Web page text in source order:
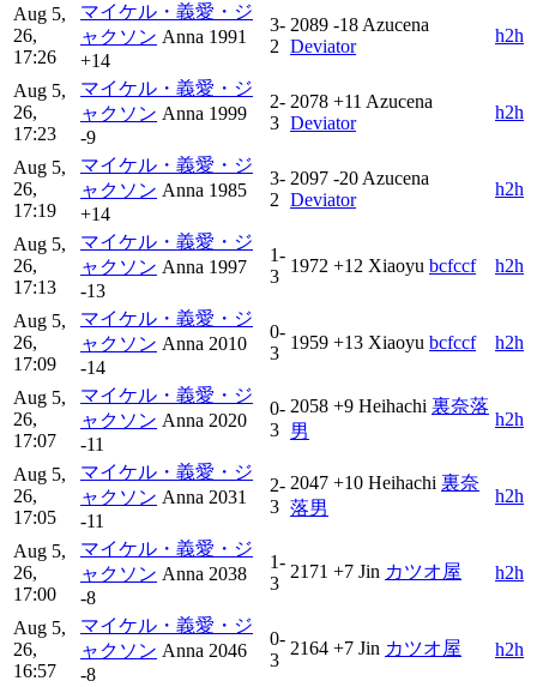
Aug 5,
26,
17:26
マイケル・義愛・ジ
ャクソン Anna 1991
+14
3-
2
2089 -18 Azucena
Deviator
h2h
Aug 5,
26,
17:23
マイケル・義愛・ジ
ャクソン Anna 1999
-9
2-
3
2078 +11 Azucena
Deviator
h2h
Aug 5,
26,
17:19
マイケル・義愛・ジ
ャクソン Anna 1985
+14
3-
2
2097 -20 Azucena
Deviator
h2h
Aug 5,
26,
17:13
マイケル・義愛・ジ
ャクソン Anna 1997
-13
1-
3
1972 +12 Xiaoyu bcfccf h2h
Aug 5,
26,
17:09
マイケル・義愛・ジ
ャクソン Anna 2010
-14
0-
3
1959 +13 Xiaoyu bcfccf h2h
Aug 5,
26,
17:07
マイケル・義愛・ジ
ャクソン Anna 2020
-11
0-
3
2058 +9 Heihachi 裏奈落
男
h2h
Aug 5,
26,
17:05
マイケル・義愛・ジ
ャクソン Anna 2031
-11
2-
3
2047 +10 Heihachi 裏奈
落男
h2h
Aug 5,
26,
17:00
マイケル・義愛・ジ
ャクソン Anna 2038
-8
1-
3
2171 +7 Jin カツオ屋 h2h
Aug 5,
26,
16:57
マイケル・義愛・ジ
ャクソン Anna 2046
-8
0-
3
2164 +7 Jin カツオ屋 h2h